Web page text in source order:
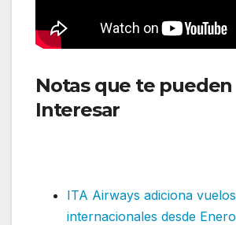
Notas que te pueden
Interesar
ITA Airways adiciona vuelos
internacionales desde Enero